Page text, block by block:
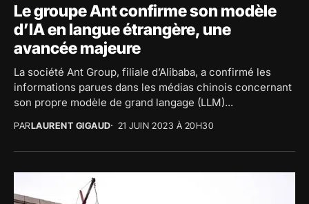
Le groupe Ant confirme son modèle
d’IA en langue étrangère, une
avancée majeure
La société Ant Group, filiale d’Alibaba, a confirmé les
informations parues dans les médias chinois concernant
son propre modèle de grand langage (LLM)...
PARLAURENT GIGAUD 21 JUIN 2023 À 20H30